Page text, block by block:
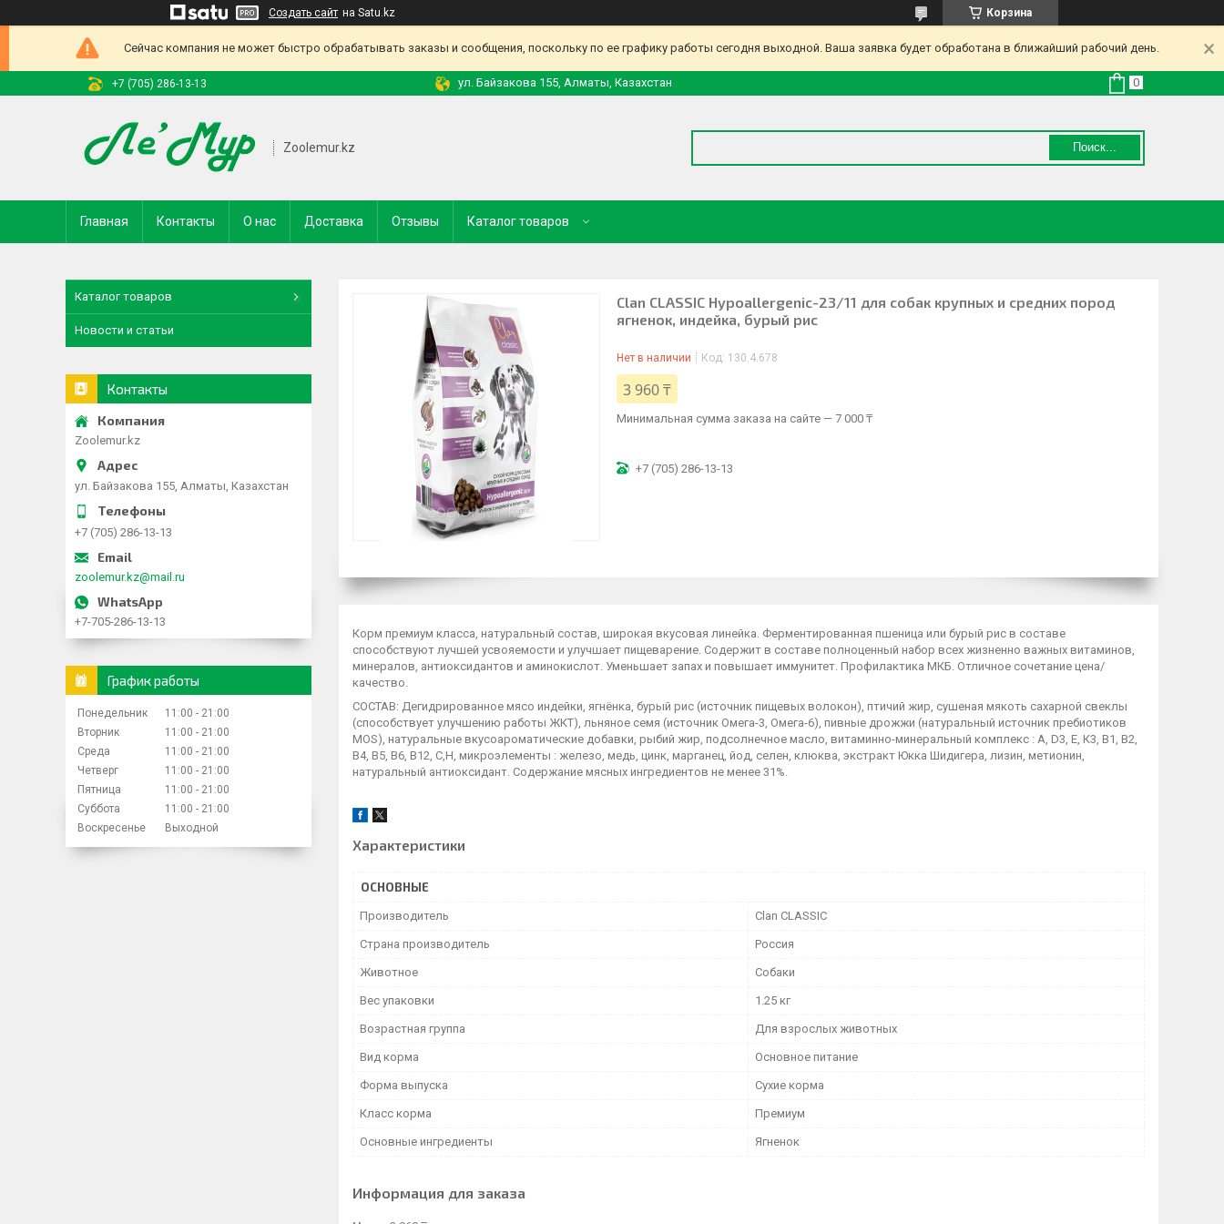
Создать сайт на Satu.kz Корзина
Сейчас компания не может быстро обрабатывать заказы и сообщения, поскольку по ее графику работы сегодня выходной. Ваша заявка будет обработана в ближайший рабочий день.
+7 (705) 286-13-13 ул. Байзакова 155, Алматы, Казахстан
Zoolemur.kz Поиск...
Главная Контакты О нас Доставка Отзывы Каталог товаров
Clan CLASSIC Hypoallergenic-23/11 для собак крупных и средних пород
ягненок, индейка, бурый рис
Нет в наличии Код: 130.4.678
3 960 ₸
Минимальная сумма заказа на сайте — 7 000 ₸
+7 (705) 286-13-13
Корм премиум класса, натуральный состав, широкая вкусовая линейка. Ферментированная пшеница или бурый рис в составе
способствуют лучшей усвояемости и улучшает пищеварение. Содержит в составе полноценный набор всех жизненно важных витаминов,
минералов, антиоксидантов и аминокислот. Уменьшает запах и повышает иммунитет. Профилактика МКБ. Отличное сочетание цена/
качество.
СОСТАВ: Дегидрированное мясо индейки, ягнёнка, бурый рис (источник пищевых волокон), птичий жир, сушеная мякоть сахарной свеклы
(способствует улучшению работы ЖКТ), льняное семя (источник Омега-3, Омега-6), пивные дрожжи (натуральный источник пребиотиков
MOS), натуральные вкусоароматические добавки, рыбий жир, подсолнечное масло, витаминно-минеральный комплекс : A, D3, E, К3, B1, B2,
B4, B5, B6, B12, C,H, микроэлементы : железо, медь, цинк, марганец, йод, селен, клюква, экстракт Юкка Шидигера, лизин, метионин,
натуральный антиоксидант. Содержание мясных ингредиентов не менее 31%.
Характеристики
ОСНОВНЫЕ
Производитель Clan CLASSIC
Страна производитель Россия
Животное Собаки
Вес упаковки 1.25 кг
Возрастная группа Для взрослых животных
Вид корма Основное питание
Форма выпуска Сухие корма
Класс корма Премиум
Основные ингредиенты Ягненок
Информация для заказа
Каталог товаров
Новости и статьи
Контакты
Zoolemur.kz
ул. Байзакова 155, Алматы, Казахстан
+7 (705) 286-13-13
zoolemur.kz@mail.ru
+7-705-286-13-13
График работы
Понедельник 11:00
21:00
Вторник
11:00
21:00
Среда
11:00
21:00
Четверг
11:00
21:00
Пятница
11:00
21:00
Суббота
11:00
21:00
Воскресенье
Выходной